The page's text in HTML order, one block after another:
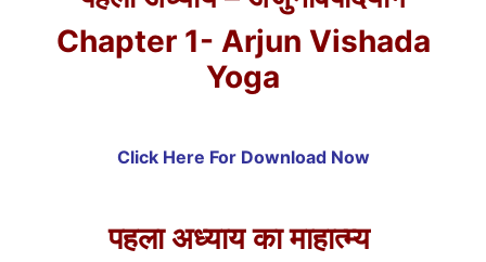
Chapter 1- Arjun Vishada
Yoga
Click Here For Download Now
पहलाअध्याय का माहात्म्य